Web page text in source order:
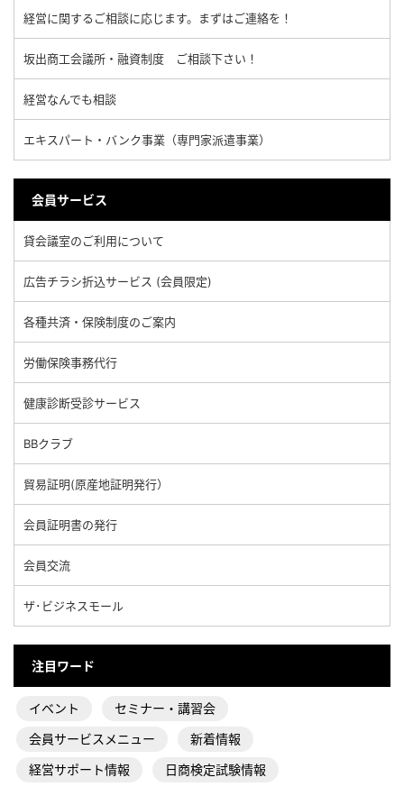
経営に関するご相談に応じます。まずはご連絡を！
坂出商工会議所・融資制度 ご相談下さい！
経営なんでも相談
エキスパート・バンク事業（専門家派遣事業）
会員サービス
貸会議室のご利用について
広告チラシ折込サービス (会員限定)
各種共済・保険制度のご案内
労働保険事務代行
健康診断受診サービス
BBクラブ
貿易証明(原産地証明発行）
会員証明書の発行
会員交流
ザ･ビジネスモール
注目ワード
イベント
セミナー・講習会
会員サービスメニュー
新着情報
経営サポート情報
日商検定試験情報